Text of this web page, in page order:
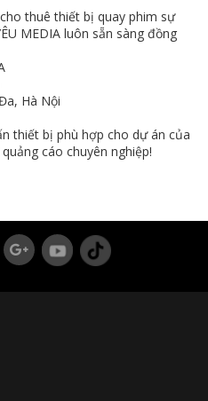
thuê thiết bị quay phim sự
MEDIA luôn sẵn sàng đồng
Hà Nội
thiết bị phù hợp cho dự án của
cáo chuyên nghiệp!